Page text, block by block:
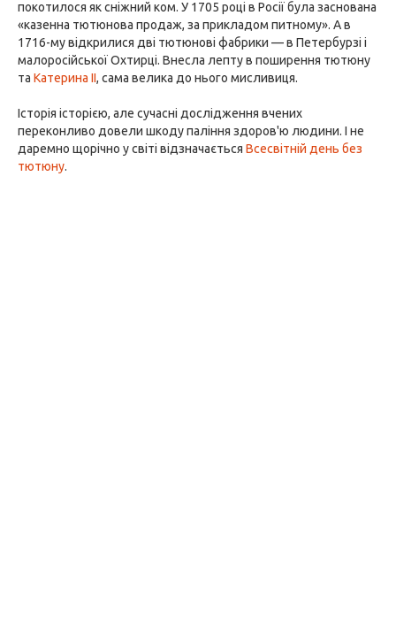
покотилося як сніжний ком. У 1705 році в Росії була заснована
«казенна тютюнова продаж, за прикладом питному». А в
1716-му відкрилися дві тютюнові фабрики — в Петербурзі і
малоросійської Охтирці. Внесла лепту в поширення тютюну
та Катерина II, сама велика до нього мисливиця.
Історія історією, але сучасні дослідження вчених
переконливо довели шкоду паління здоров'ю людини. І не
даремно щорічно у світі відзначається Всесвітній день без
тютюну.